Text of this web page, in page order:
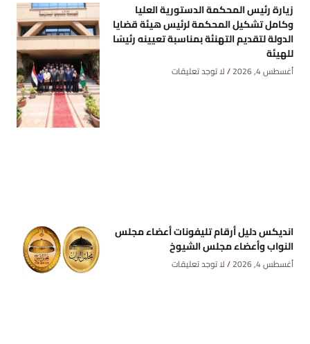
زيارة رئيس المحكمة الدستورية العليا
وكامل تشكيل المحكمة لرئيس هيئة قضايا
الدولة لتقديم التهنئة بمناسبة تعيينه رئيسًا
للهيئة
أغسطس 4, 2026 لا توجد تعليقات
انديكس دليل أرقام تليفونات أعضاء مجلس
النواب وأعضاء مجلس الشيوخ
أغسطس 4, 2026 لا توجد تعليقات